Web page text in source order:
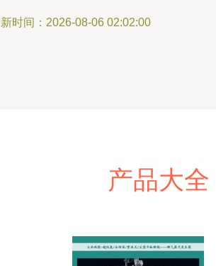
时间：2026-08-06 02:02:00
产品大全